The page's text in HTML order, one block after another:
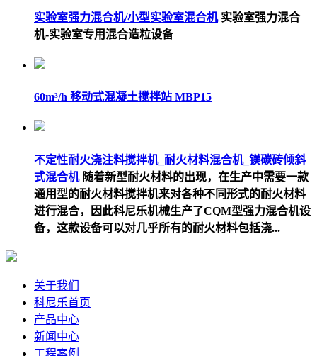
实验室强力混合机/小型实验室混合机实验室强力混合
机-实验室专用混合造粒设备
60m³/h 移动式混凝土搅拌站 MBP15
不定性耐火浇注料搅拌机_耐火材料混合机_镁碳砖倾斜
式混合机随着新型耐火材料的出现，在生产中需要一款
通用型的耐火材料搅拌机来对各种不同形式的耐火材料
进行混合，因此科尼乐机械生产了CQM型强力混合机设
备，这款设备可以对几乎所有的耐火材料包括浇...
关于我们
科尼乐首页
产品中心
新闻中心
工程案例